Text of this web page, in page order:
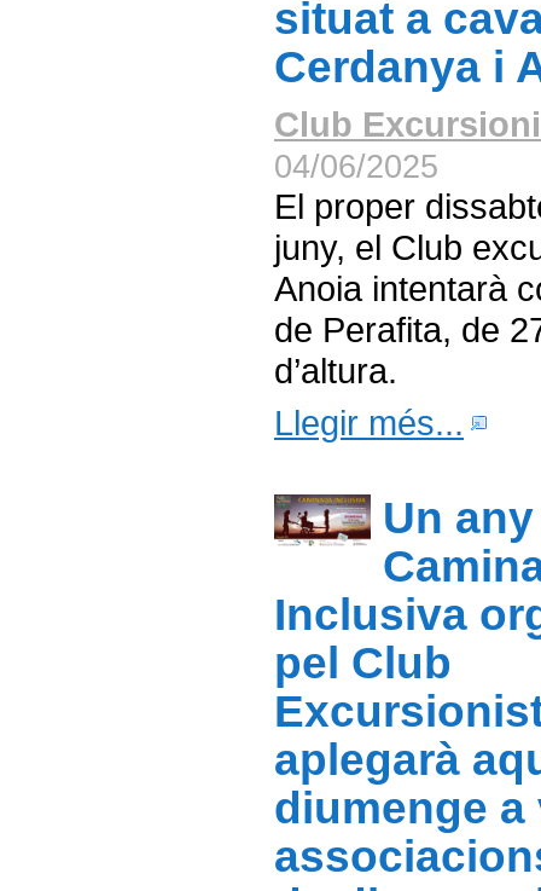
situat a
Cerdanya i
Club
04/06/2025
El proper
juny, el Club
Anoia intentarà
de Perafita, de
d’altura.
Llegir més...
Un
Inclusiva
pel Club
aplegarà
diumenge a